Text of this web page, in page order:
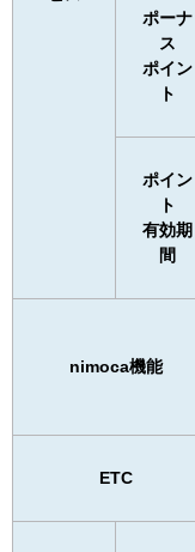
ポーナ
ス
ポイン
ト
ポイン
ト
有効期
間
nimoca機能
ETC